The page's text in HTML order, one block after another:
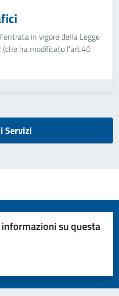
in vigore della Legge
ha modificato l'art.40
Servizi
su questa
su 5
5